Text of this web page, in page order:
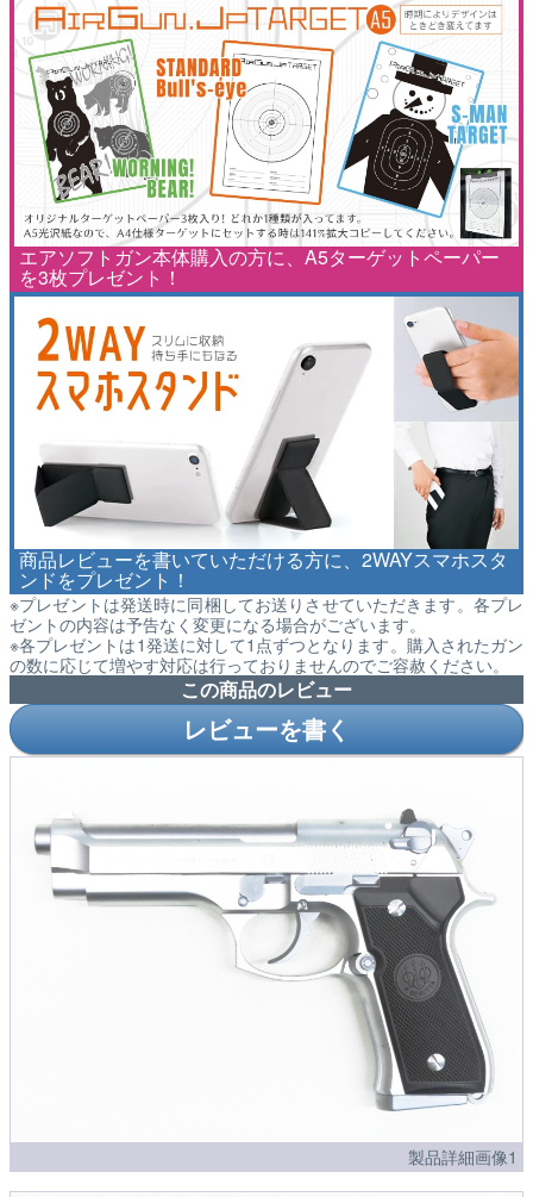
エアソフトガン本体購入の方に、A5ターゲットペーパー
を3枚プレゼント！
商品レビューを書いていただける方に、2WAYスマホスタ
ンドをプレゼント！
※プレゼントは発送時に同梱してお送りさせていただきます。各プレ
ゼントの内容は予告なく変更になる場合がございます。
※各プレゼントは1発送に対して1点ずつとなります。購入されたガン
の数に応じて増やす対応は行っておりませんのでご容赦ください。
この商品のレビュー
レビューを書く
製品詳細画像1